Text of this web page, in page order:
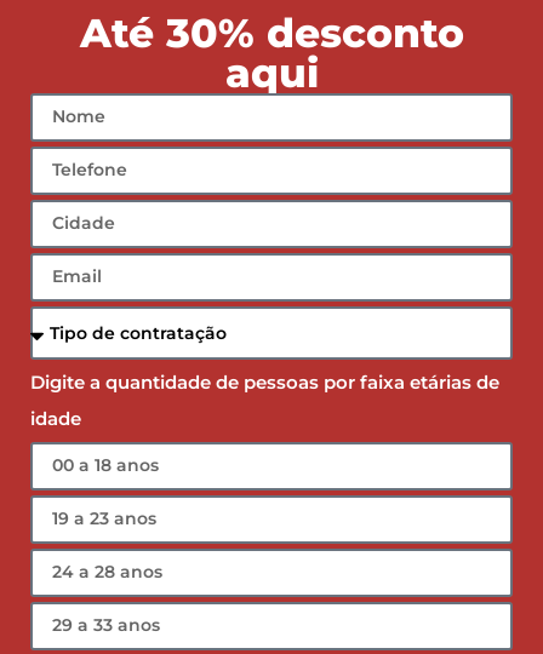
Até 30% desconto
aqui
Digite a quantidade de pessoas por faixa etárias de
idade